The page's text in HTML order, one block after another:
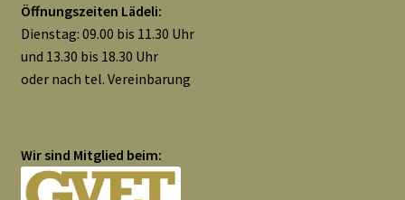
Öffnungszeiten Lädeli:
Dienstag: 09.00 bis 11.30 Uhr
und 13.30 bis 18.30 Uhr
oder nach tel. Vereinbarung
Wir sind Mitglied beim: